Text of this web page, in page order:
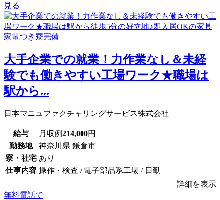
見る
大手企業での就業！力作業なし＆未経
験でも働きやすい工場ワーク★職場は
駅から...
日本マニュファクチャリングサービス株式会社
給与 月収例214,000円
勤務地
神奈川県 鎌倉市
寮・社宅 あり
仕事内容 操作・検査 / 電子部品系工場 / 日勤
詳細を表示
無料電話で